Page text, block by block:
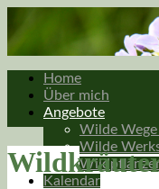
Home
Über mich
Angebote
Wilde
Wilde
Kalendar